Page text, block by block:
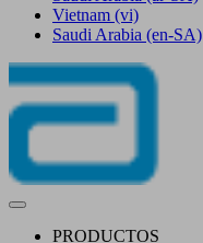
Vietnam (vi)
Saudi Arabia (en-SA)
PRODUCTOS